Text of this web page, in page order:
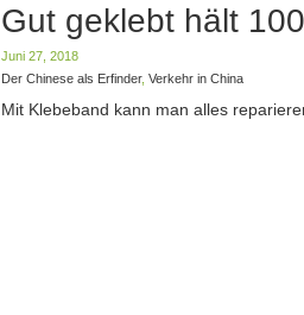
Gut geklebt hält
Juni 27, 2018
Der Chinese als Erfinder, Verkehr in China
Mit Klebeband kann man alles